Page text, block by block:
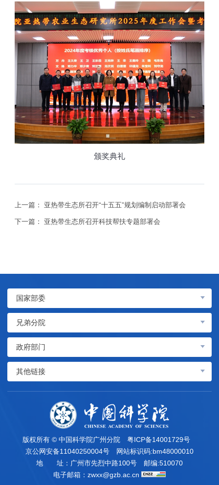
颁奖典礼
上一篇： 亚热带生态所召开“十五五”规划编制启动部署会
下一篇： 亚热带生态所召开科技帮扶专题部署会
国家部委
兄弟分院
政府部门
其他链接
版权所有 © 中国科学院广州分院
粤ICP备14001729号
京公网安备11040250004号
网站标识码:bm48000010
地 址：广州市先烈中路100号
邮编:510070
电子邮箱： zwxx@gzb.ac.cn